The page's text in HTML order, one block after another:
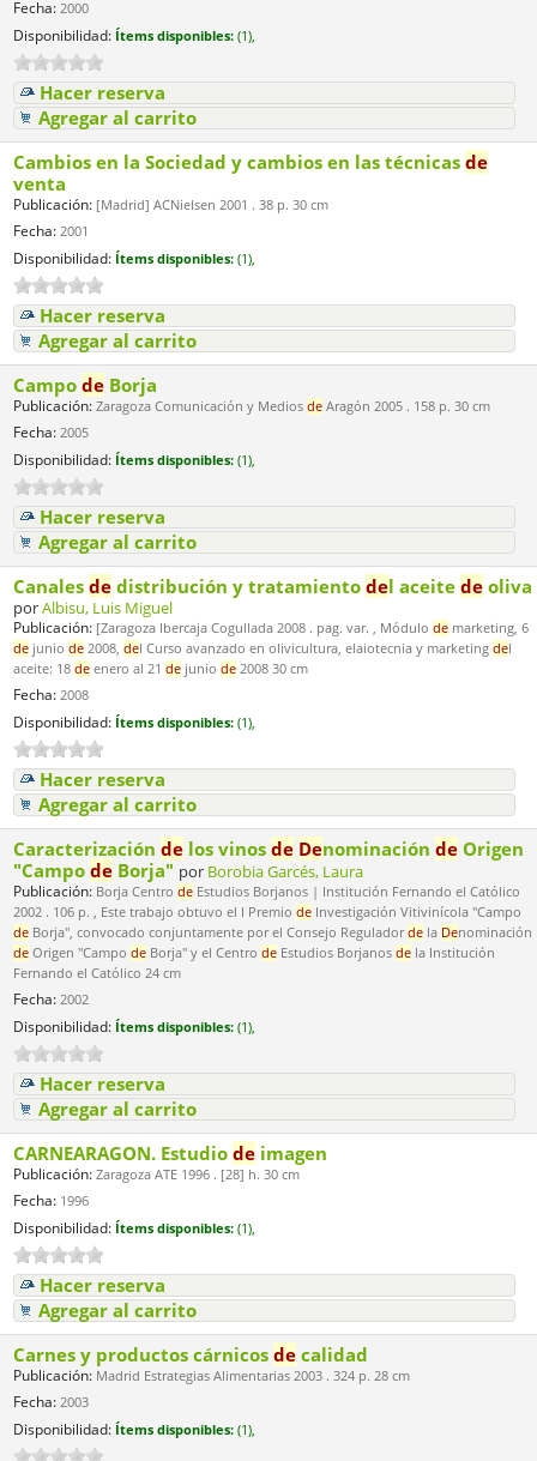
Fecha: 2000
Disponibilidad: Ítems disponibles: (1),
Hacer reserva
Agregar al carrito
Cambios en la Sociedad y cambios en las técnicasde
venta
Publicación: [Madrid] ACNielsen 2001 . 38 p. 30 cm
Fecha: 2001
Disponibilidad: Ítems disponibles: (1),
Hacer reserva
Agregar al carrito
Campode Borja
Publicación: Zaragoza Comunicación y Mediosde Aragón 2005 . 158 p. 30 cm
Fecha: 2005
Disponibilidad: Ítems disponibles: (1),
Hacer reserva
Agregar al carrito
Canalesde distribución y tratamientodel aceitede oliva
porAlbisu, Luis Miguel
Publicación: [Zaragoza Ibercaja Cogullada 2008 . pag. var. , Módulode marketing, 6
de juniode 2008,del Curso avanzado en olivicultura, elaiotecnia y marketingdel
aceite: 18de enero al 21de juniode 2008 30 cm
Fecha: 2008
Disponibilidad: Ítems disponibles: (1),
Hacer reserva
Agregar al carrito
Caracterizaciónde los vinosde Denominaciónde Origen
"Campode Borja" por Borobia Garcés, Laura
Publicación: Borja Centrode Estudios Borjanos | Institución Fernando el Católico
2002 . 106 p. , Este trabajo obtuvo el I Premiode Investigación Vitivinícola "Campo
de Borja", convocado conjuntamente por el Consejo Reguladorde la Denominación
de Origen "Campode Borja" y el Centrode Estudios Borjanosde la Institución
Fernando el Católico 24 cm
Fecha: 2002
Disponibilidad: Ítems disponibles: (1),
Hacer reserva
Agregar al carrito
CARNEARAGON. Estudiode imagen
Publicación: Zaragoza ATE 1996 . [28] h. 30 cm
Fecha: 1996
Disponibilidad: Ítems disponibles: (1),
Hacer reserva
Agregar al carrito
Carnes y productos cárnicosde calidad
Publicación: Madrid Estrategias Alimentarias 2003 . 324 p. 28 cm
Fecha: 2003
Disponibilidad: Ítems disponibles: (1),